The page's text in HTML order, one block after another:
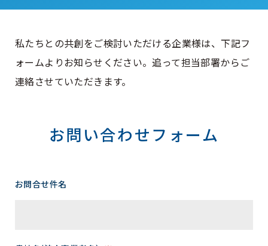
私たちとの共創をご検討いただける企業様は、下記フ
ォームよりお知らせください。追って担当部署からご
連絡させていただきます。
お問い合わせフォーム
お問合せ件名